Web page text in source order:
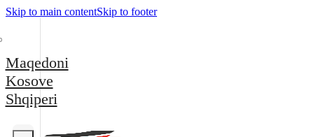
Skip to main contentSkip to footer
Maqedoni
Kosove
Shqiperi